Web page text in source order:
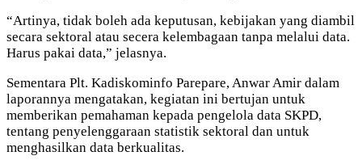
“Artinya, tidak boleh ada keputusan, kebijakan yang diambil
secara sektoral atau secera kelembagaan tanpa melalui data.
Harus pakai data,” jelasnya.
Sementara Plt. Kadiskominfo Parepare, Anwar Amir dalam
laporannya mengatakan, kegiatan ini bertujan untuk
memberikan pemahaman kepada pengelola data SKPD,
tentang penyelenggaraan statistik sektoral dan untuk
menghasilkan data berkualitas.